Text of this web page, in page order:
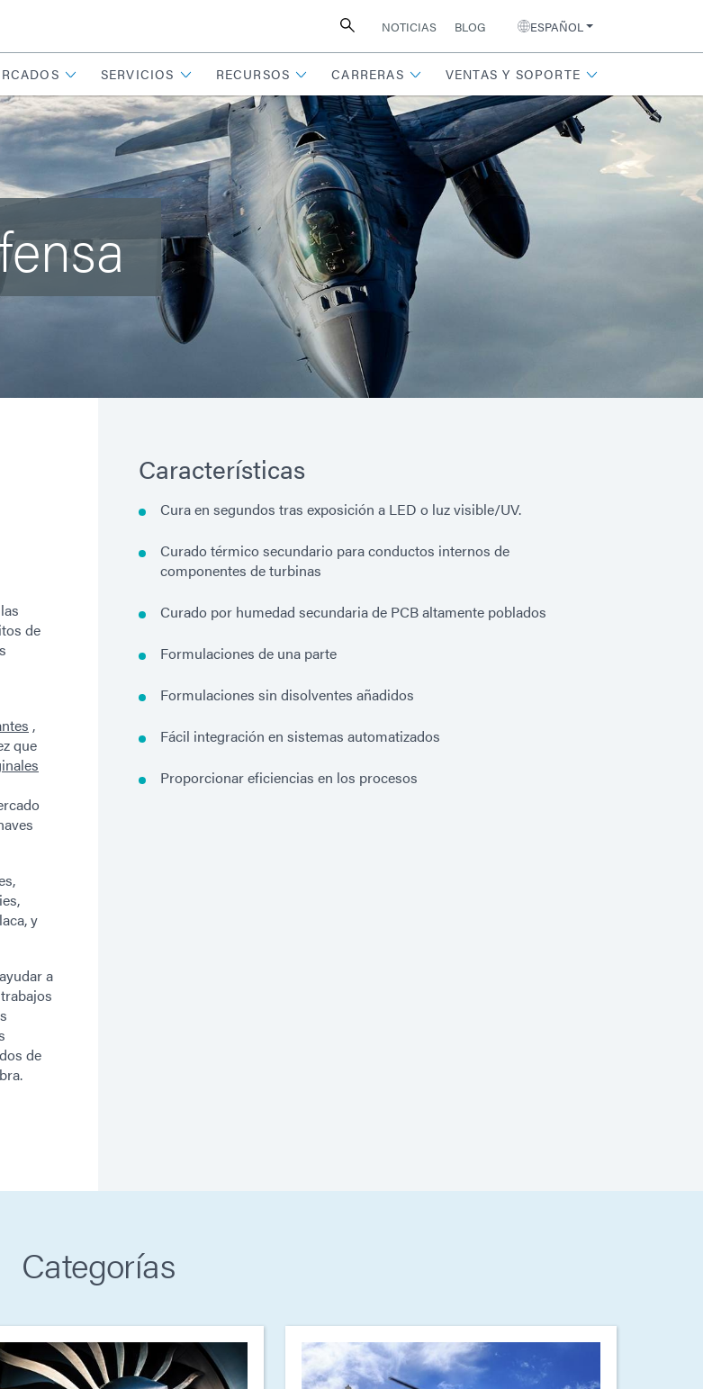
NOTICIAS BLOG ESPAÑOL
SERVICIOS RECURSOS CARRERAS VENTAS Y SOPORTE
de
,
que
y
a
de
Características
Cura en segundos tras exposición a LED o luz visible/UV.
Curado térmico secundario para conductos internos de
componentes de turbinas
Curado por humedad secundaria de PCB altamente poblados
Formulaciones de una parte
Formulaciones sin disolventes añadidos
Fácil integración en sistemas automatizados
Proporcionar eficiencias en los procesos
Categorías